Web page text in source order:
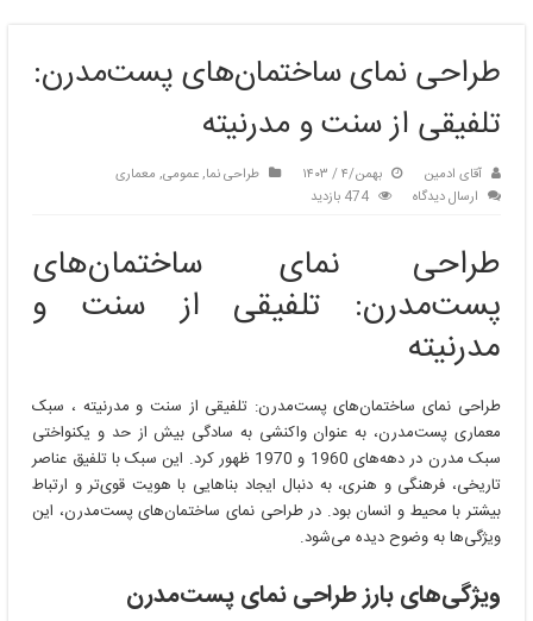
طراحی نمای ساختمان‌های پست‌مدرن:
تلفیقی از سنت و مدرنیته
آقای ادمین بهمن/۴ / ۱۴۰۳ طراحی نما,عمومی, معماری
ارسال دیدگاه
474 بازدید
طراحی نمای ساختمان‌های
پست‌مدرن: تلفیقی از سنت و
مدرنیته
طراحی نمای ساختمان‌های پست‌مدرن: تلفیقی از سنت و مدرنیته ، سبک
معماری پست‌مدرن، به عنوان واکنشی به سادگی بیش از حد و یکنواختی
سبک مدرن در دهه‌های 1960 و 1970 ظهور کرد. این سبک با تلفیق عناصر
تاریخی، فرهنگی و هنری، به دنبال ایجاد بناهایی با هویت قوی‌تر و ارتباط
بیشتر با محیط و انسان بود. در طراحی نمای ساختمان‌های پست‌مدرن، این
ویژگی‌ها به وضوح دیده می‌شود.
ویژگی‌های بارز طراحی نمای پست‌مدرن